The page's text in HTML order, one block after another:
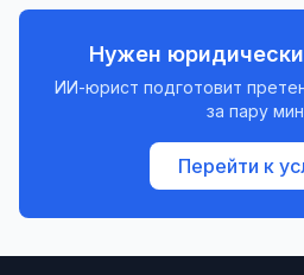
Нужен
ИИ-юрист подготовит
за пару
Перейти к